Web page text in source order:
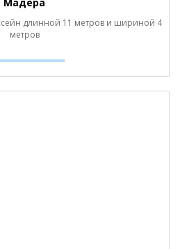
длинной 11 метров и шириной 4
метров